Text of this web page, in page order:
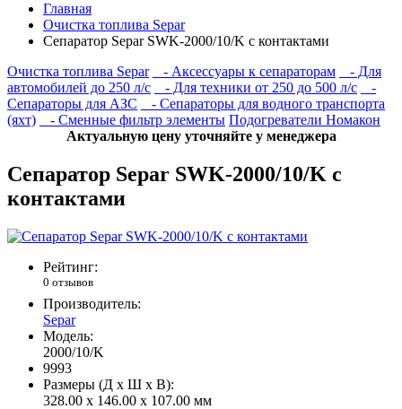
Главная
Очистка топлива Separ
Сепаратор Separ SWK-2000/10/K с контактами
Очистка топлива Separ
- Аксессуары к сепараторам
- Для
автомобилей до 250 л/с
- Для техники от 250 до 500 л/с
-
Сепараторы для АЗС
- Сепараторы для водного транспорта
(яхт)
- Сменные фильтр элементы Подогреватели Номакон
Актуальную цену уточняйте у менеджера
Сепаратор Separ SWK-2000/10/K с
контактами
Рейтинг:
0 отзывов
Производитель:
Separ
Модель:
2000/10/K
9993
Размеры (Д x Ш x В):
328.00 x 146.00 x 107.00 мм